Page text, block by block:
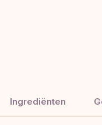
Ingrediënten